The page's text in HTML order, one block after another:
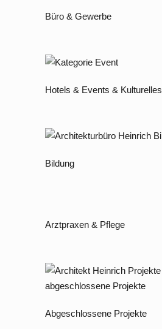
Büro & Gewerbe
Hotels & Events & Kulturelles
Bildung
Arztpraxen & Pflege
Abgeschlossene Projekte